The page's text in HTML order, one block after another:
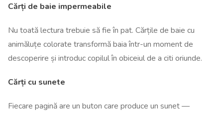
Cărți de baie impermeabile
Nu toată lectura trebuie să fie în pat. Cărțile de baie cu
animăluțe colorate transformă baia într-un moment de
descoperire și introduc copilul în obiceiul de a citi oriunde.
Cărți cu sunete
Fiecare pagină are un buton care produce un sunet —